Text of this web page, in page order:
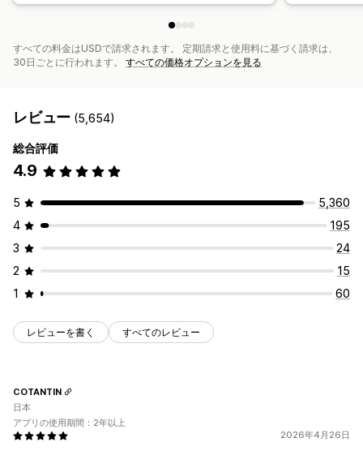
すべての料金はUSDで請求されます。 定期請求と使用料に基づく請求は、
30日ごとに行われます。 すべての価格オプションを見る
レビュー (5,654)
総合評価
4.9
5
5,360
4
195
3
24
2
15
1
60
レビューを書く すべてのレビュー
2026年4月26日
COTANTIN
日本
アプリの使用期間：2年以上